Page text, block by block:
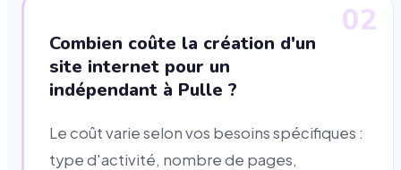
02
Combien coûte la création d'un
site internet pour un
indépendant à Pulle ?
Le coût varie selon vos besoins spécifiques :
type d'activité, nombre de pages,